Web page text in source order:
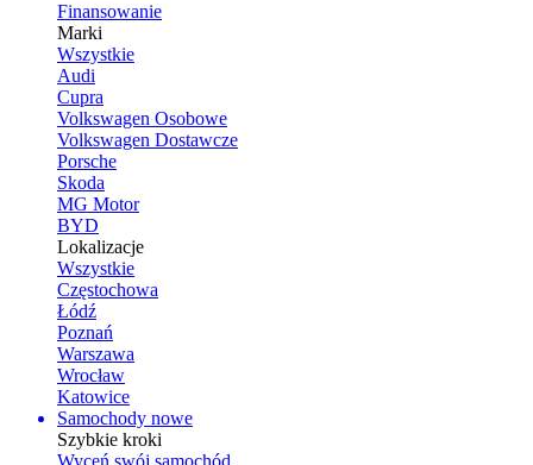
Finansowanie
Marki
Wszystkie
Audi
Cupra
Volkswagen Osobowe
Volkswagen Dostawcze
Porsche
Skoda
MG Motor
BYD
Lokalizacje
Wszystkie
Częstochowa
Łódź
Poznań
Warszawa
Wrocław
Katowice
Samochody nowe
Szybkie kroki
Wyceń swój samochód